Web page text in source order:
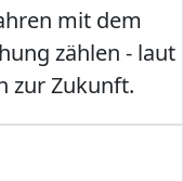
mit dem
zählen - laut
zur Zukunft.